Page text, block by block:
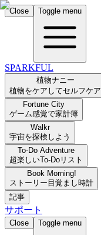
Close Toggle menu
SPARKFUL
植物ナニー
植物をケアしてセルフケア
Fortune City
ゲーム感覚で家計簿
Walkr
宇宙を探検しよう
To-Do Adventure
超楽しいTo-Doリスト
Book Morning!
ストーリー目覚まし時計
記事
サポート
Close Toggle menu